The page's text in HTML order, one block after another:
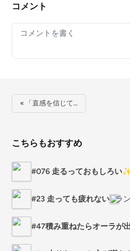
コメント
Your comment
« 「直感を信じて…
こちらもおすすめ
#076 走るっておもしろい
#23 走っても疲れない ラ
#47積み重ねたらオーラが